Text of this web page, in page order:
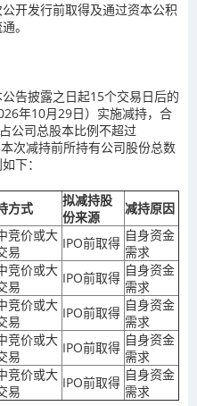
开发行前取得及通过资本公积
。
告披露之日起15个交易日后的
年10月29日）实施减持，合
公司总股本比例不超过
次减持前所持有公司股份总数
下：
方式
拟减持股
份来源
减持原因
竞价或大
易
IPO前取得 自身资金
需求
竞价或大
易
IPO前取得 自身资金
需求
竞价或大
易
IPO前取得 自身资金
需求
竞价或大
易
IPO前取得 自身资金
需求
竞价或大
易
IPO前取得 自身资金
需求